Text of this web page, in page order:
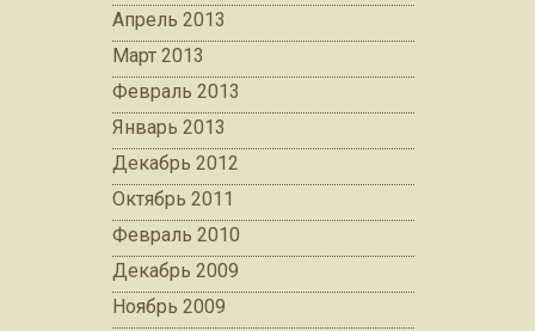
Апрель 2013
Март 2013
Февраль 2013
Январь 2013
Декабрь 2012
Октябрь 2011
Февраль 2010
Декабрь 2009
Ноябрь 2009